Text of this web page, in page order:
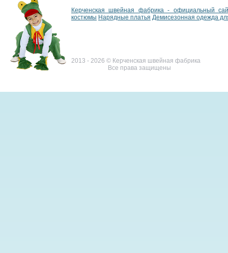
Керченская швейная фабрика - официальный
костюмы Нарядные платья Демисезонная одежда
2013 - 2026 © Керченская швейная фабрика
Все права защищены